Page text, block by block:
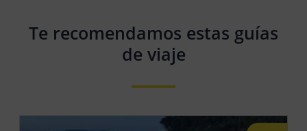
Te recomendamos estas guías
de viaje